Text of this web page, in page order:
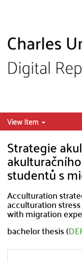
View Item
Strategie
studentů s
Acculturation
acculturation
with migration
bachelor thesis (